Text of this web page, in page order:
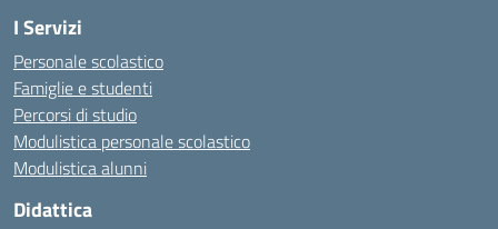
I Servizi
Personale scolastico
Famiglie e studenti
Percorsi di studio
Modulistica personale scolastico
Modulistica alunni
Didattica